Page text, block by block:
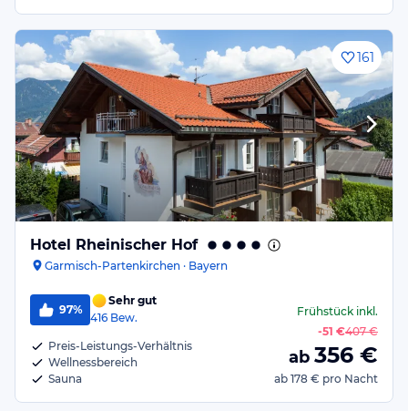
161
Hotel Rheinischer Hof
Garmisch-Partenkirchen · Bayern
97%
Sehr gut
416 Bew.
Preis-Leistungs-Verhältnis
Wellnessbereich
Sauna
Frühstückinkl.
-51 €407 €
ab 356 €
ab 178 € pro Nacht